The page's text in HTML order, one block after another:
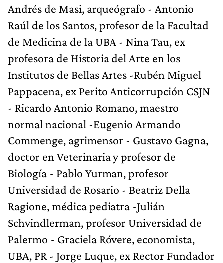
Andrés de Masi, arqueógrafo - Antonio
Raúl de los Santos, profesor de la Facultad
de Medicina de la UBA - Nina Tau, ex
profesora de Historia del Arte en los
Institutos de Bellas Artes -Rubén Miguel
Pappacena, ex Perito Anticorrupción CSJN
- Ricardo Antonio Romano, maestro
normal nacional -Eugenio Armando
Commenge, agrimensor - Gustavo Gagna,
doctor en Veterinaria y profesor de
Biología - Pablo Yurman, profesor
Universidad de Rosario - Beatriz Della
Ragione, médica pediatra -Julián
Schvindlerman, profesor Universidad de
Palermo - Graciela Róvere, economista,
UBA, PR - Jorge Luque, ex Rector Fundador